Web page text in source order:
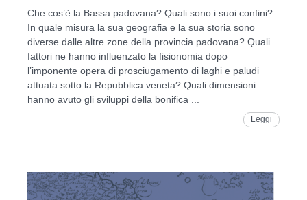
Che cos’è la Bassa padovana? Quali sono i suoi confini?
In quale misura la sua geografia e la sua storia sono
diverse dalle altre zone della provincia padovana? Quali
fattori ne hanno influenzato la fisionomia dopo
l’imponente opera di prosciugamento di laghi e paludi
attuata sotto la Repubblica veneta? Quali dimensioni
hanno avuto gli sviluppi della bonifica ...
Leggi